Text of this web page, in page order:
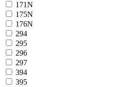
171N
175N
176N
294
295
296
297
394
395